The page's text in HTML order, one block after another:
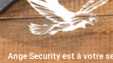
Ange Security est à votre